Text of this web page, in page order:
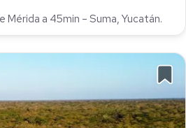
Mérida a 45min – Suma, Yucatán.